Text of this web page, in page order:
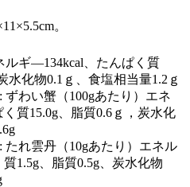
。
ルギ―134kcal、たんぱく質
水化物0.1ｇ、食塩相当量1.2ｇ
ずわい蟹（100gあたり）エネ
質15.0g、脂質0.6ｇ，炭水化
たれ雲丹（10gあたり）エネル
1.5g、脂質0.5g、炭水化物